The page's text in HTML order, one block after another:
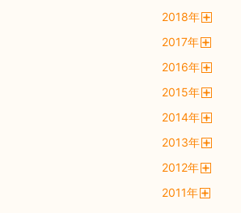
2018年
2017年
2016年
2015年
2014年
2013年
2012年
2011年